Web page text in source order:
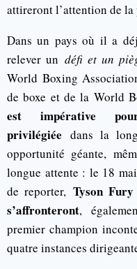
attireront l’attention de
Dans un pays où il a
relever un défi et un
World Boxing
de boxe et de la World
est impérative
privilégiée dans la
opportunité géante,
longue attente : le 18
de reporter,Tyson
s’affronteront,
premier champion
quatre instances